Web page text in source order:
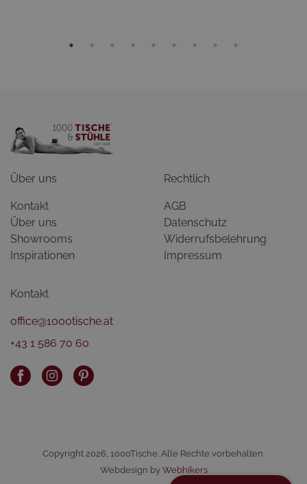
Über uns
Kontakt
Über uns
Showrooms
Inspirationen
Rechtlich
AGB
Datenschutz
Widerrufsbelehrung
Impressum
Kontakt
office@1000tische.at
+43 1 586 70 60
Copyright 2026, 1000Tische. Alle Rechte vorbehalten.
Webdesign by Webhikers